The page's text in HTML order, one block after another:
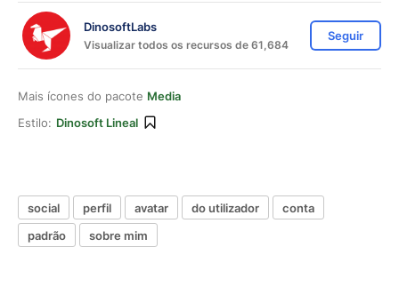
DinosoftLabs
Visualizar todos os recursos de 61,684
Seguir
Mais ícones do pacote Media
Estilo: Dinosoft Lineal
social perfil avatar do utilizador
conta
padrão
sobre mim